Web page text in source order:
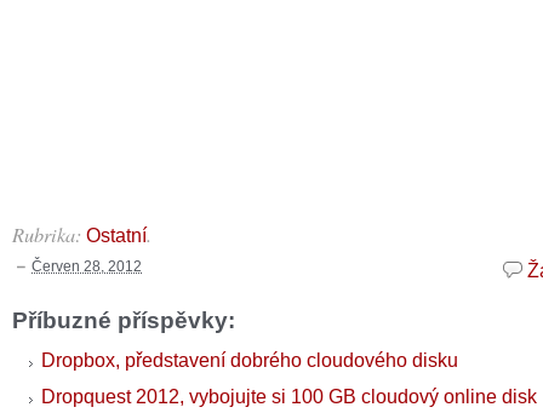
Rubrika: Ostatní.
Červen 28, 2012
Příbuzné příspěvky:
Dropbox, představení dobrého cloudového disku
Dropquest 2012, vybojujte si 100 GB cloudový online disk